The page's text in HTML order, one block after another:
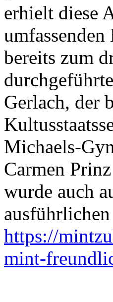
erhielt diese
bereits zum
Gerlach, der
Michaels-
Carmen
wurde auch
https://
mint-